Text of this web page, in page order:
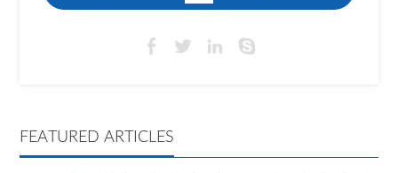
FEATURED ARTICLES